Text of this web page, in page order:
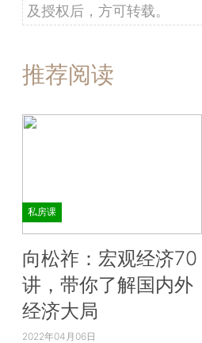
及授权后，方可转载。
推荐阅读
私房课
向松祚：宏观经济70
讲，带你了解国内外
经济大局
2022年04月06日